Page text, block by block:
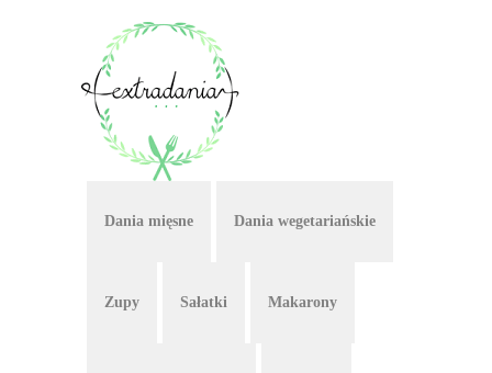
Dania mięsne Dania wegetariańskie
Zupy Sałatki Makarony